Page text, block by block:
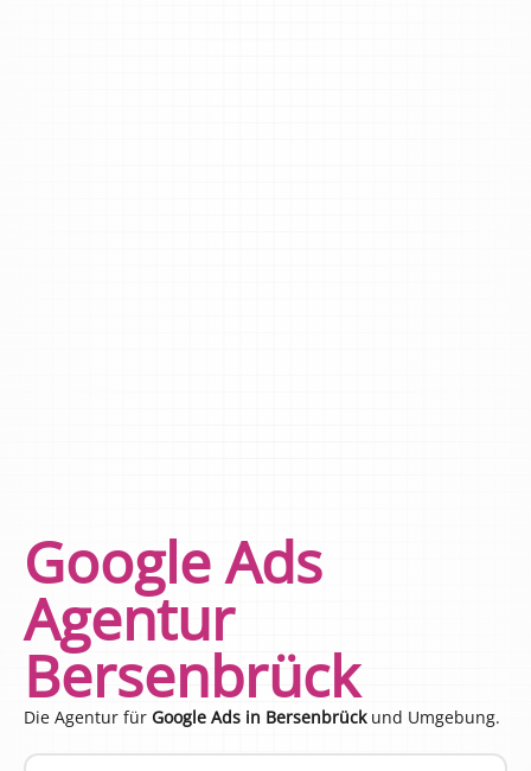
Google Ads
Agentur
Bersenbrück
Die Agentur für Google Ads in Bersenbrückund Umgebung.